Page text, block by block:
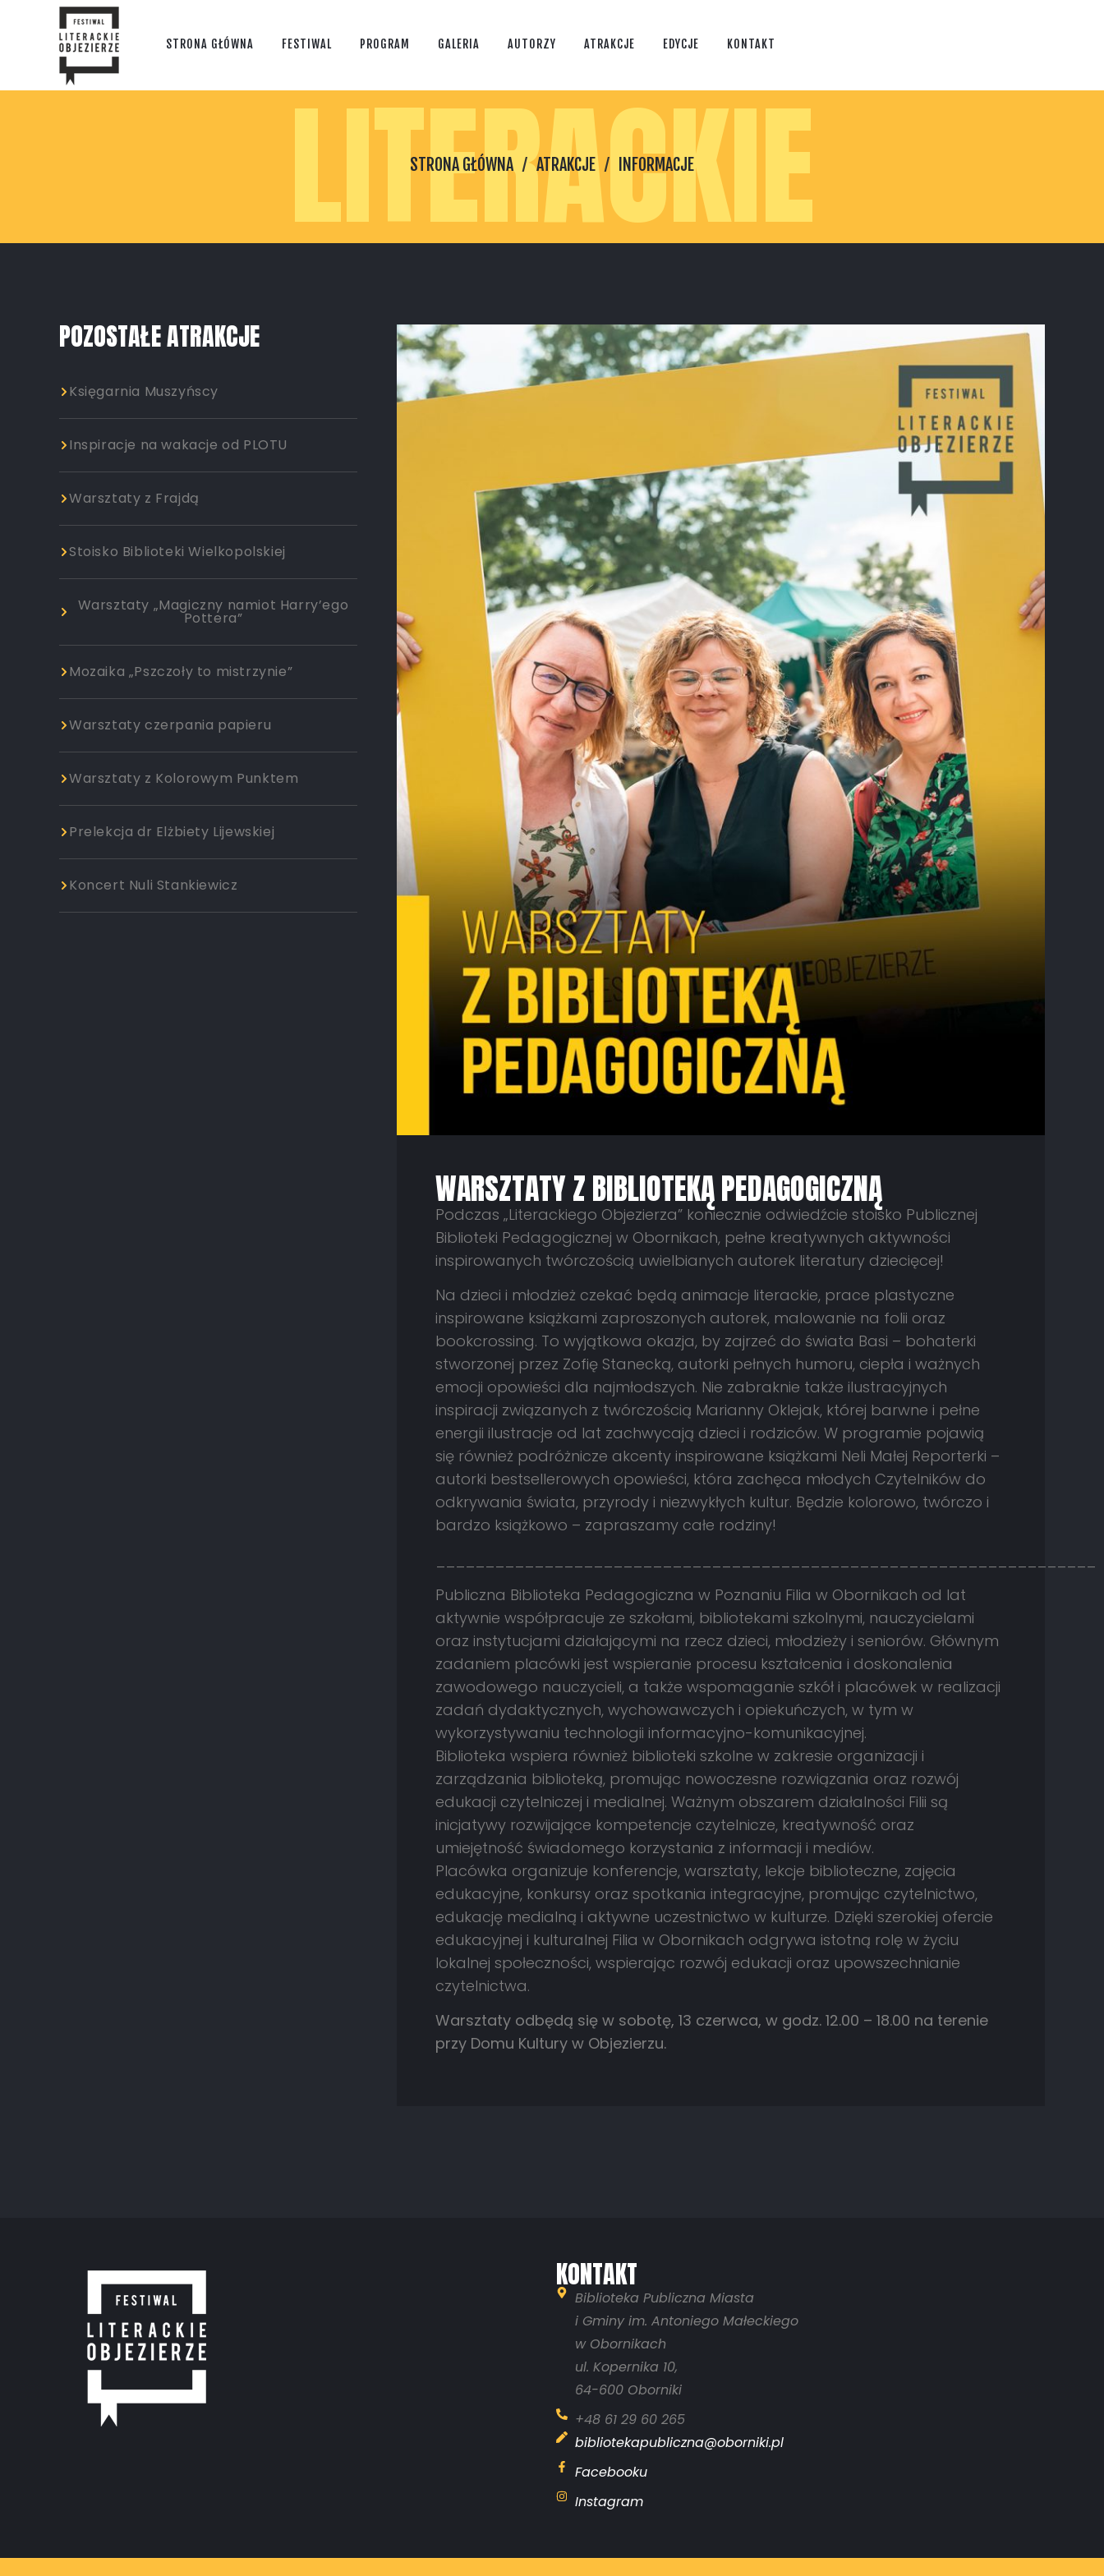
STRONA GŁÓWNA FESTIWAL PROGRAM GALERIA AUTORZY ATRAKCJE EDYCJE KONTAKT
LITERACKIE
STRONA GŁÓWNA ATRAKCJE INFORMACJE
POZOSTAŁE ATRAKCJE
Księgarnia Muszyńscy
Inspiracje na wakacje od PLOTU
Warsztaty z Frajdą
Stoisko Biblioteki Wielkopolskiej
Warsztaty „Magiczny namiot Harry’ego
Pottera”
Mozaika „Pszczoły to mistrzynie”
Warsztaty czerpania papieru
Warsztaty z Kolorowym Punktem
Prelekcja dr Elżbiety Lijewskiej
Koncert Nuli Stankiewicz
WARSZTATY Z BIBLIOTEKĄ PEDAGOGICZNĄ
Podczas „Literackiego Objezierza” koniecznie odwiedźcie stoisko Publicznej
Biblioteki Pedagogicznej w Obornikach, pełne kreatywnych aktywności
inspirowanych twórczością uwielbianych autorek literatury dziecięcej!
Na dzieci i młodzież czekać będą animacje literackie, prace plastyczne
inspirowane książkami zaproszonych autorek, malowanie na folii oraz
bookcrossing. To wyjątkowa okazja, by zajrzeć do świata Basi – bohaterki
stworzonej przez Zofię Stanecką, autorki pełnych humoru, ciepła i ważnych
emocji opowieści dla najmłodszych. Nie zabraknie także ilustracyjnych
inspiracji związanych z twórczością Marianny Oklejak, której barwne i pełne
energii ilustracje od lat zachwycają dzieci i rodziców. W programie pojawią
się również podróżnicze akcenty inspirowane książkami Neli Małej Reporterki –
autorki bestsellerowych opowieści, która zachęca młodych Czytelników do
odkrywania świata, przyrody i niezwykłych kultur. Będzie kolorowo, twórczo i
bardzo książkowo – zapraszamy całe rodziny!
Publiczna Biblioteka Pedagogiczna w Poznaniu Filia w Obornikach od lat
aktywnie współpracuje ze szkołami, bibliotekami szkolnymi, nauczycielami
oraz instytucjami działającymi na rzecz dzieci, młodzieży i seniorów. Głównym
zadaniem placówki jest wspieranie procesu kształcenia i doskonalenia
zawodowego nauczycieli, a także wspomaganie szkół i placówek w realizacji
zadań dydaktycznych, wychowawczych i opiekuńczych, w tym w
wykorzystywaniu technologii informacyjno-komunikacyjnej.
Biblioteka wspiera również biblioteki szkolne w zakresie organizacji i
zarządzania biblioteką, promując nowoczesne rozwiązania oraz rozwój
edukacji czytelniczej i medialnej. Ważnym obszarem działalności Filii są
inicjatywy rozwijające kompetencje czytelnicze, kreatywność oraz
umiejętność świadomego korzystania z informacji i mediów.
Placówka organizuje konferencje, warsztaty, lekcje biblioteczne, zajęcia
edukacyjne, konkursy oraz spotkania integracyjne, promując czytelnictwo,
edukację medialną i aktywne uczestnictwo w kulturze. Dzięki szerokiej ofercie
edukacyjnej i kulturalnej Filia w Obornikach odgrywa istotną rolę w życiu
lokalnej społeczności, wspierając rozwój edukacji oraz upowszechnianie
czytelnictwa.
Warsztaty odbędą się w sobotę, 13 czerwca, w godz. 12.00 – 18.00 na terenie
przy Domu Kultury w Objezierzu.
KONTAKT
Biblioteka Publiczna Miasta
i Gminy im. Antoniego Małeckiego
w Obornikach
ul. Kopernika 10,
64-600 Oborniki
+48 61 29 60 265
bibliotekapubliczna@oborniki.pl
Facebooku
Instagram